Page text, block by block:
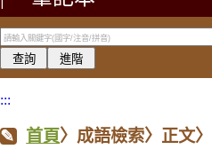
:::
首頁〉成語檢索〉正文〉